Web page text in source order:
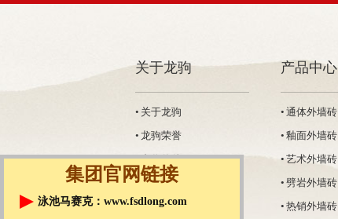
关于龙驹
• 关于龙驹
• 龙驹荣誉
• 合作伙伴
• 工厂展示
• 工程定制
产品中心
• 通体外墙砖
• 釉面外墙砖
• 艺术外墙砖
• 劈岩外墙砖
• 热销外墙砖
集团官网链接
泳池马赛克： www.fsdlong.com